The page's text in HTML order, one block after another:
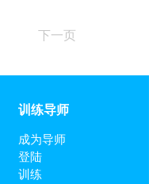
下一页
训练导师
成为导师
登陆
训练